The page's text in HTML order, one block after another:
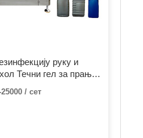
руку и
Течни гел за прање
Лосион крем
машина за
/ сет